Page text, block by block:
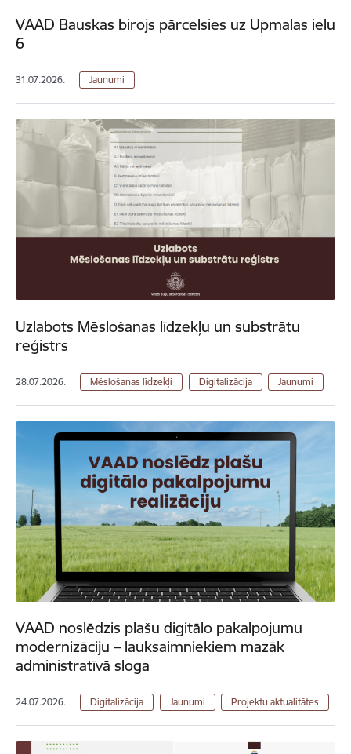
VAAD Bauskas birojs pārcelsies uz Upmalas ielu
6
31.07.2026. Jaunumi
Uzlabots Mēslošanas līdzekļu un substrātu
reģistrs
28.07.2026. Mēslošanas līdzekļi Digitalizācija Jaunumi
VAAD noslēdzis plašu digitālo pakalpojumu
modernizāciju – lauksaimniekiem mazāk
administratīvā sloga
24.07.2026. Digitalizācija Jaunumi Projektu aktualitātes